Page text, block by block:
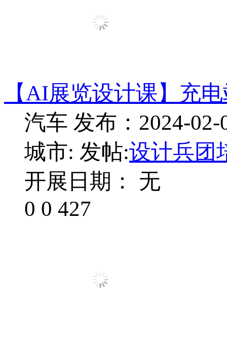
【AI展览设计课】充
汽车 发布：2024-02-
城市: 发帖:设计兵团
开展日期： 无
0 0 427